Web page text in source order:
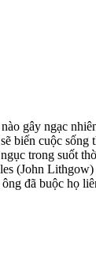
gây ngạc
biến cuộc
trong suốt
(John
đã buộc họ